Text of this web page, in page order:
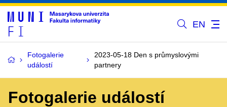
EN
Fotogalerie
událostí
2023-05-18 Den s průmyslovými
partnery
Fotogalerie událostí